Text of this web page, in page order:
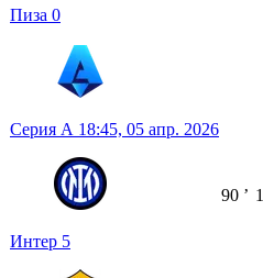
Пиза 0
Серия А 18:45, 05 апр. 2026
Интер 5
90 ʼ 1